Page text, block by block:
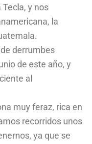
y nos
la
derrumbes
de este año, y
al
muy feraz, rica en
recorridos unos
ya que se